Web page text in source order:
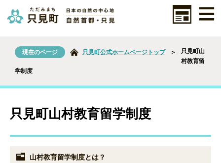
現在のページ 只見町公式ホームページトップ ＞
只見町山
村教育留
学制度
只見町山村教育留学制度
山村教育留学制度とは？